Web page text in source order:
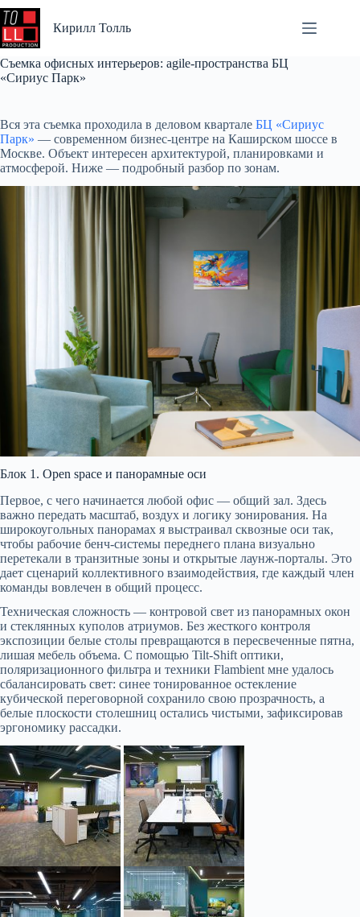
Перейти
к
Кирилл Толль
Съемка офисных интерьеров: agile-пространства БЦ
«Сириус Парк»
Вся эта съемка проходила в деловом квартале БЦ «Сириус
Парк» — современном бизнес-центре на Каширском шоссе в
Москве. Объект интересен архитектурой, планировками и
атмосферой. Ниже — подробный разбор по зонам.
Блок 1. Open space и панорамные оси
Первое, с чего начинается любой офис — общий зал. Здесь
важно передать масштаб, воздух и логику зонирования. На
широкоугольных панорамах я выстраивал сквозные оси так,
чтобы рабочие бенч-системы переднего плана визуально
перетекали в транзитные зоны и открытые лаунж-порталы. Это
дает сценарий коллективного взаимодействия, где каждый член
команды вовлечен в общий процесс.
Техническая сложность — контровой свет из панорамных окон
и стеклянных куполов атриумов. Без жесткого контроля
экспозиции белые столы превращаются в пересвеченные пятна,
лишая мебель объема. С помощью Tilt-Shift оптики,
поляризационного фильтра и техники Flambient мне удалось
сбалансировать свет: синее тонированное остекление
кубической переговорной сохранило свою прозрачность, а
белые плоскости столешниц остались чистыми, зафиксировав
эргономику рассадки.